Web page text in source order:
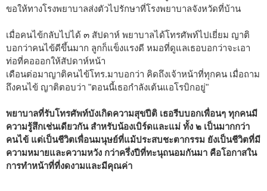
ขอให้ทางโรงพยาบาลส่งตัวไปรักษาที่โรงพยาบาลจังหวัดที่บ้าน
เมื่อคนไข้กลับไปได้ ๓ สัปดาห์ พยาบาลได้โทรศัพท์ไปเยี่ยม ญาติ
บอกว่าคนไข้ดีขึ้นมาก ลูกก็แข็งแรงดี หมอที่ดูแลเธอบอกว่าจะเอา
ท่อที่คอออกให้สัปดาห์หน้า
เดือนต่อมาญาติคนไข้โทร.มาบอกว่า คิดถึงเจ้าหน้าที่ทุกคน เมื่อถาม
ถึงคนไข้ ญาติตอบว่า "ตอนนี้เธอกำลังเต้นแอโรบิกอยู่"
พยาบาลที่รับโทรศัพท์บังเกิดความสุขปีติ เธอรีบบอกเพื่อนๆ ทุกคนมี
ความรู้สึกเช่นเดียวกัน สำหรับน้องเบิร์ดและแม่ ทั้ง ๒ เป็นมากกว่า
คนไข้ แต่เป็นชีวิตเพื่อนมนุษย์ที่แม้ประสบชะตากรรม ยังเป็นชีวิตที่มี
ความหมายและความหวัง กว่าครึ่งปีที่ทะนุถนอมกันมา คือโอกาสใน
การทำหน้าที่ที่งดงามและมีคุณค่า